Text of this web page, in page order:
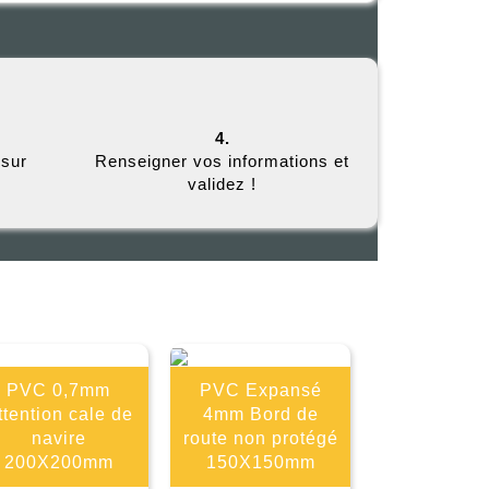
4.
Renseigner vos informations et
validez !
PVC 0,7mm
cale de
navire
200X200mm
PVC Expansé
4mm Bord de
route non protégé
150X150mm